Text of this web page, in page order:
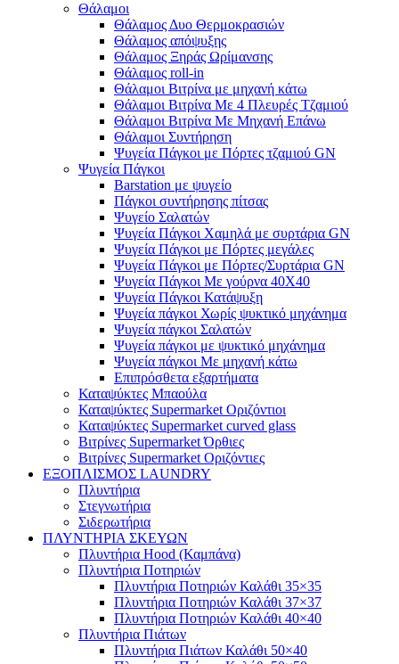
Θάλαμοι
Θάλαμος Δυο Θερμοκρασιών
Θάλαμος απόψυξης
Θάλαμος Ξηράς Ωρίμανσης
Θάλαμος roll-in
Θάλαμοι Βιτρίνα με μηχανή κάτω
Θάλαμοι Βιτρίνα Με 4 Πλευρές Τζαμιού
Θάλαμοι Βιτρίνα Με Μηχανή Επάνω
Θάλαμοι Συντήρηση
Ψυγεία Πάγκοι με Πόρτες τζαμιού GN
Ψυγεία Πάγκοι
Barstation με ψυγείο
Πάγκοι συντήρησης πίτσας
Ψυγείο Σαλατών
Ψυγεία Πάγκοι Χαμηλά με συρτάρια GN
Ψυγεία Πάγκοι με Πόρτες μεγάλες
Ψυγεία Πάγκοι με Πόρτες/Συρτάρια GN
Ψυγεία Πάγκοι Με γούρνα 40Χ40
Ψυγεία Πάγκοι Κατάψυξη
Ψυγεία πάγκοι Χωρίς ψυκτικό μηχάνημα
Ψυγεία πάγκοι Σαλατών
Ψυγεία πάγκοι με ψυκτικό μηχάνημα
Ψυγεία πάγκοι Με μηχανή κάτω
Επιπρόσθετα εξαρτήματα
Καταψύκτες Μπαούλα
Καταψύκτες Supermarket Οριζόντιοι
Καταψύκτες Supermarket curved glass
Βιτρίνες Supermarket Όρθιες
Βιτρίνες Supermarket Οριζόντιες
ΕΞΟΠΛΙΣΜΟΣ LAUNDRY
Πλυντήρια
Στεγνωτήρια
Σιδερωτήρια
ΠΛΥΝΤΗΡΙΑ ΣΚΕΥΩΝ
Πλυντήρια Hood (Καμπάνα)
Πλυντήρια Ποτηριών
Πλυντήρια Ποτηριών Καλάθι 35×35
Πλυντήρια Ποτηριών Καλάθι 37×37
Πλυντήρια Ποτηριών Καλάθι 40×40
Πλυντήρια Πιάτων
Πλυντήρια Πιάτων Καλάθι 50×40